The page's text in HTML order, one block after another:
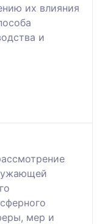
их влияния
и
мер и